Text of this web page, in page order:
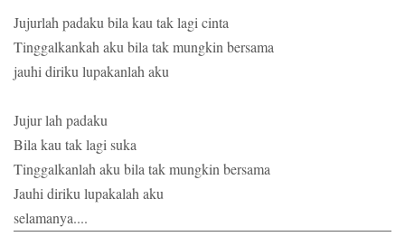
Jujurlah padaku bila kau tak lagi cinta
Tinggalkankah aku bila tak mungkin bersama
jauhi diriku lupakanlah aku
Jujur lah padaku
Bila kau tak lagi suka
Tinggalkanlah aku bila tak mungkin bersama
Jauhi diriku lupakalah aku
selamanya....